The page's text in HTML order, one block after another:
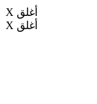
X أغلق
X أغلق